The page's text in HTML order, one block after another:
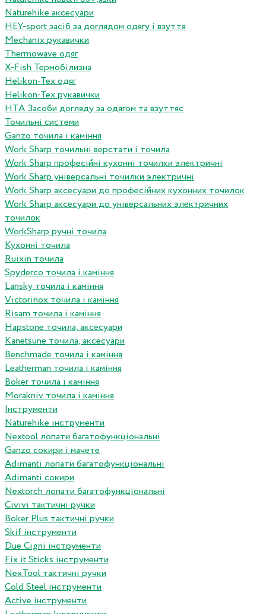
Naturehike аксесуари
HEY-sport засіб за доглядом одягу і взуття
Mechanix рукавички
Thermowave одяг
X-Fish Термобілизна
Helikon-Tex одяг
Helikon-Tex рукавички
HTA Засоби догляду за одягом та взуттяс
Точильні системи
Ganzo точила і каміння
Work Sharp точильні верстати і точила
Work Sharp професiйнi кухоннi точилки электричнi
Work Sharp унiверсальнi точилки электричнi
Work Sharp аксесуари до професiйних кухонних точилок
Work Sharp аксесуари до унiверсальних электричних
точилок
WorkSharp ручні точила
Кухонні точила
Ruixin точила
Spyderco точила і каміння
Lansky точила і каміння
Victorinox точила і каміння
Risam точила і каміння
Hapstone точила, аксесуари
Kanetsune точила, аксесуари
Benchmade точила і каміння
Leatherman точила і каміння
Boker точила і каміння
Morakniv точила і каміння
Інструменти
Naturehike інструменти
Nextool лопати багатофункціональні
Ganzo сокири і мачете
Adimanti лопати багатофункціональні
Adimanti сокири
Nextorch лопати багатофункціональні
Сivivi тактичні ручки
Boker Plus тактичні ручки
Skif інструменти
Due Cigni інструменти
Fix it Sticks інструменти
NexTool тактичні ручки
Сold Steel інструменти
Active інструменти